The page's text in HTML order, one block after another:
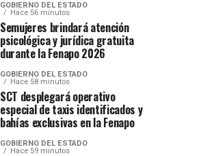
GOBIERNO DEL ESTADO
Hace 56 minutos
Semujeres brindará atención
psicológica y jurídica gratuita
durante la Fenapo 2026
GOBIERNO DEL ESTADO
Hace 58 minutos
SCT desplegará operativo
especial de taxis identificados y
bahías exclusivas en la Fenapo
GOBIERNO DEL ESTADO
Hace 59 minutos